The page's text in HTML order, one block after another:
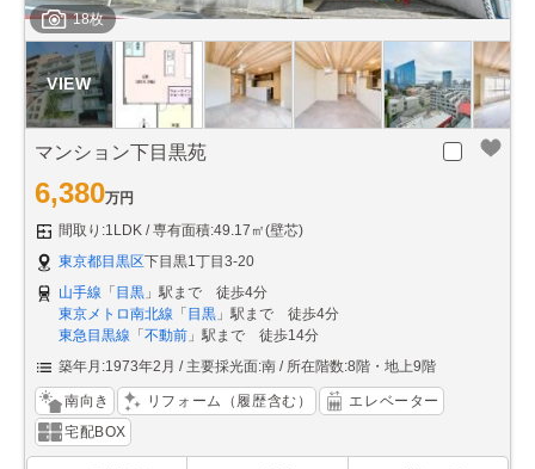
18枚
マンション下目黒苑
6,380万円
間取り:1LDK
専有面積:49.17㎡(壁芯)
東京都目黒区下目黒1丁目3-20
山手線 「目黒 」駅まで 徒歩4分
東京メトロ南北線 「目黒 」駅まで 徒歩4分
東急目黒線 「不動前 」駅まで 徒歩14分
築年月:1973年2月
主要採光面:南 所在階数:8階・地上9階
南向き リフォーム（履歴含む）
エレベーター
宅配BOX